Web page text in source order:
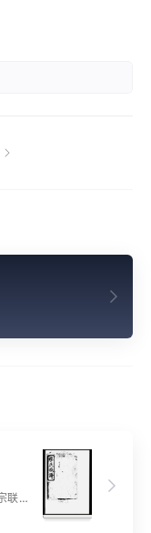
字辈：学志单成国 维德运会良 继序遵先式 宗联裕庆长 前光辉映远 丕振乐蕃昌